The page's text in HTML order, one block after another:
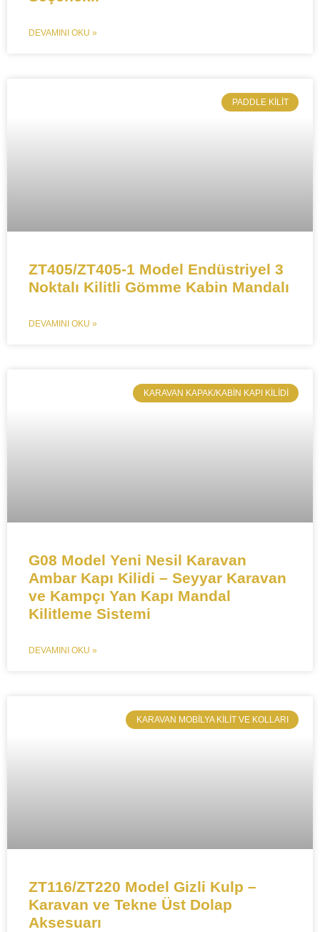
DEVAMINI OKU »
​PADDLE KILIT
ZT405/ZT405-1 Model Endüstriyel 3
Noktalı Kilitli Gömme Kabin Mandalı
DEVAMINI OKU »
​KARAVAN KAPAK/KABIN KAPI KILIDI
​​G08 Model Yeni Nesil Karavan
Ambar Kapı Kilidi – Seyyar Karavan
ve Kampçı Yan Kapı Mandal
Kilitleme Sistemi​
DEVAMINI OKU »
​KARAVAN MOBILYA KILIT VE KOLLARI
ZT116/ZT220 Model Gizli Kulp –
Karavan ve Tekne Üst Dolap
Aksesuarı